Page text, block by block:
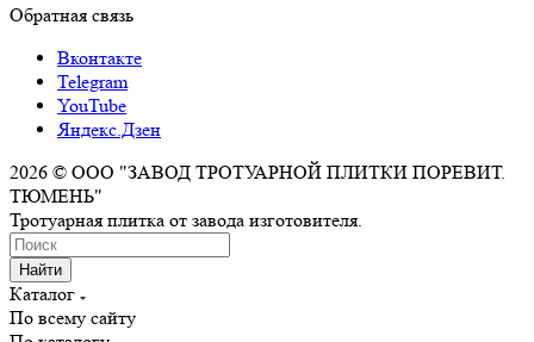
Обратная связь
Вконтакте
Telegram
YouTube
Яндекс.Дзен
2026 © ООО "ЗАВОД ТРОТУАРНОЙ ПЛИТКИ ПОРЕВИТ.
ТЮМЕНЬ"
Тротуарная плитка от завода изготовителя.
Найти
Каталог
По всему сайту